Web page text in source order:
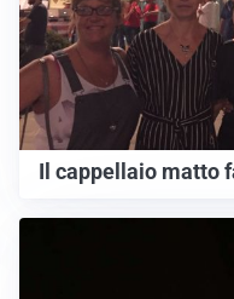
Il cappellaio matto